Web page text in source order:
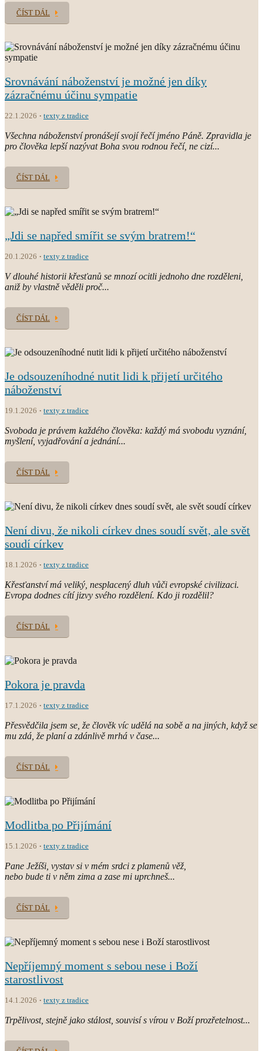
ČÍST DÁL
Srovnávání náboženství je možné jen díky
zázračnému účinu sympatie
22.1.2026 texty z tradice
Všechna náboženství pronášejí svojí řečí jméno Páně. Zpravidla je
pro člověka lepší nazývat Boha svou rodnou řečí, ne cizí...
ČÍST DÁL
„Jdi se napřed smířit se svým bratrem!“
20.1.2026 texty z tradice
V dlouhé historii křesťanů se mnozí ocitli jednoho dne rozděleni,
aniž by vlastně věděli proč...
ČÍST DÁL
Je odsouzeníhodné nutit lidi k přijetí určitého
náboženství
19.1.2026 texty z tradice
Svoboda je právem každého člověka: každý má svobodu vyznání,
myšlení, vyjadřování a jednání...
ČÍST DÁL
Není divu, že nikoli církev dnes soudí svět, ale svět
soudí církev
18.1.2026 texty z tradice
Křesťanství má veliký, nesplacený dluh vůči evropské civilizaci.
Evropa dodnes cítí jizvy svého rozdělení. Kdo ji rozdělil?
ČÍST DÁL
Pokora je pravda
17.1.2026 texty z tradice
Přesvědčila jsem se, že člověk víc udělá na sobě a na jiných, když se
mu zdá, že planí a zdánlivě mrhá v čase...
ČÍST DÁL
Modlitba po Přijímání
15.1.2026 texty z tradice
Pane Ježíši, vystav si v mém srdci z plamenů věž,
nebo bude ti v něm zima a zase mi uprchneš...
ČÍST DÁL
Nepříjemný moment s sebou nese i Boží
starostlivost
14.1.2026 texty z tradice
Trpělivost, stejně jako stálost, souvisí s vírou v Boží prozřetelnost...